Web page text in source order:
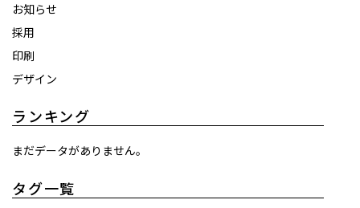
お知らせ
採用
印刷
デザイン
ランキング
まだデータがありません。
タグ一覧